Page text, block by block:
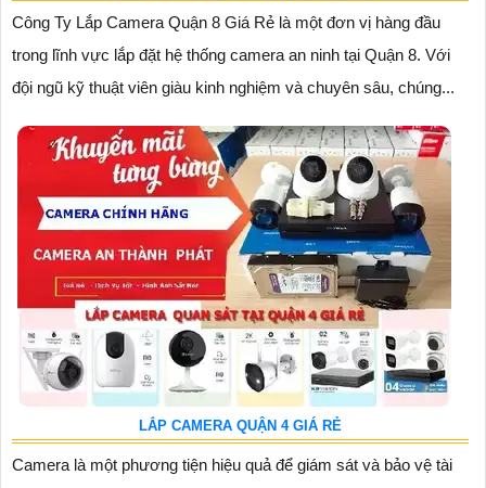
Công Ty Lắp Camera Quận 8 Giá Rẻ là một đơn vị hàng đầu
trong lĩnh vực lắp đặt hệ thống camera an ninh tại Quận 8. Với
đội ngũ kỹ thuật viên giàu kinh nghiệm và chuyên sâu, chúng...
LẮP CAMERA QUẬN 4 GIÁ RẺ
Camera là một phương tiện hiệu quả để giám sát và bảo vệ tài